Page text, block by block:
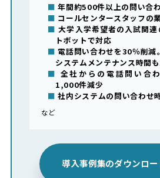
年間約500件以上の問い合
コールセンタースタッフの
大学入学希望者の入試関連
トボットで対応
電話問い合わせを30％削減。
システムメンテナンス時間
全社からの電話問い合
1,000件減少
社内システムの問い合わせ
など
導入事例集のダウンロ